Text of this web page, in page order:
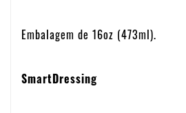
Embalagem de 16oz (473ml).
SmartDressing